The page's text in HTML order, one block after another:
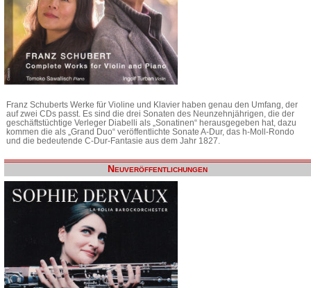
Franz Schuberts Werke für Violine und Klavier haben genau den Umfang, der
auf zwei CDs passt. Es sind die drei Sonaten des Neunzehnjährigen, die der
geschäftstüchtige Verleger Diabelli als „Sonatinen“ herausgegeben hat, dazu
kommen die als „Grand Duo“ veröffentlichte Sonate A-Dur, das h-Moll-Rondo
und die bedeutende C-Dur-Fantasie aus dem Jahr 1827.
Neuveröffentlichungen